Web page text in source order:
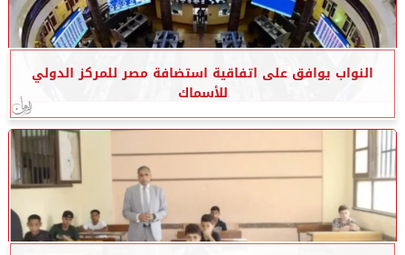
النواب يوافق على اتفاقية استضافة مصر للمركز الدولي
للأسماك